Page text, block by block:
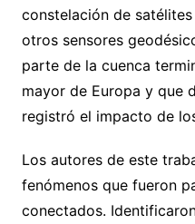
constelación de
otros sensores
parte de la cuenca
mayor de Europa y que
registró el impacto de
Los autores de este
fenómenos que fueron
conectados.